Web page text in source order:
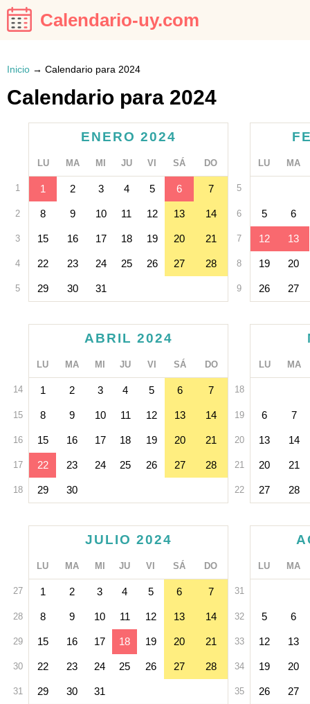
Calendario-uy.com
Inicio → Calendario para 2024
Calendario para 2024
ENERO 2024
LU MA MI JU VI SÁ DO
1 1 2 3 4 5 6 7
2 8 9 10 11 12 13 14
3 15 16 17 18 19 20 21
4 22 23 24 25 26 27 28
5 29 30 31
LU MA
5
6 5 6
7 12 13
8 19 20
9 26 27
ABRIL 2024
LU MA MI JU VI SÁ DO
14 1 2 3 4 5 6 7
15 8 9 10 11 12 13 14
16 15 16 17 18 19 20 21
17 22 23 24 25 26 27 28
18 29 30
LU MA
18
19 6 7
20 13 14
21 20 21
22 27 28
JULIO 2024
LU MA MI JU VI SÁ DO
27 1 2 3 4 5 6 7
28 8 9 10 11 12 13 14
29 15 16 17 18 19 20 21
30 22 23 24 25 26 27 28
31 29 30 31
LU MA
31
32 5 6
33 12 13
34 19 20
35 26 27